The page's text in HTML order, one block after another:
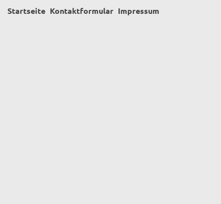
Startseite Kontaktformular Impressum